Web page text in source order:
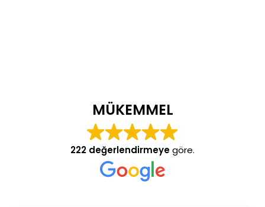
MÜKEMMEL
222 değerlendirmeyegöre.